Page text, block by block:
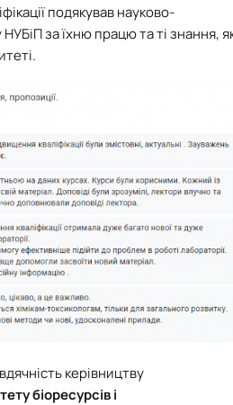
подякував науково-
за їхню працю та ті знання,
керівництву
біоресурсів і